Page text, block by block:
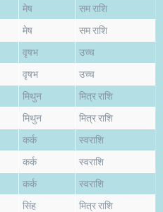
मेष सम राशि
मेष सम राशि
वृषभ उच्च
वृषभ उच्च
मिथुन मित्र राशि
मिथुन मित्र राशि
कर्क स्वराशि
कर्क स्वराशि
कर्क स्वराशि
सिंह मित्र राशि